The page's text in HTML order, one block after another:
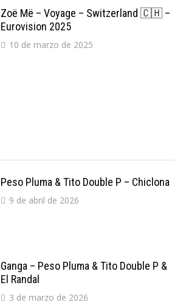
Zoë Më – Voyage – Switzerland 🇨🇭 –
Eurovision 2025
10 de marzo de 2025
Peso Pluma & Tito Double P – Chiclona
9 de abril de 2026
Ganga – Peso Pluma & Tito Double P &
El Randal
3 de marzo de 2026